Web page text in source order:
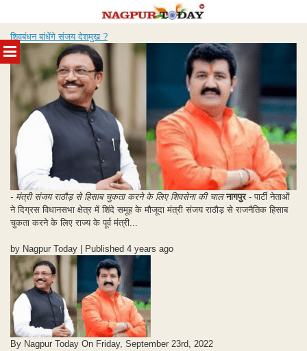
MENU
to
content
शिवबंधन बांधेंगे संजय देशमुख ?
- मंत्री संजय राठौड़ से हिसाब चुकता करने के लिए शिवसेना की चाल नागपुर - पार्टी नेताओं
ने दिग्रस विधानसभा क्षेत्र में शिंदे समूह के मौजूदा मंत्री संजय राठौड़ से राजनैतिक हिसाब
चुकता करने के लिए राज्य के पूर्व मंत्री...
by Nagpur Today | Published 4 years ago
By Nagpur Today On Friday, September 23rd, 2022